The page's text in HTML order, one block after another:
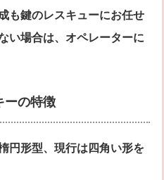
も鍵のレスキューにお任せ
い場合は、オペレーターに
ーの特徴
円形型、現行は四角い形を